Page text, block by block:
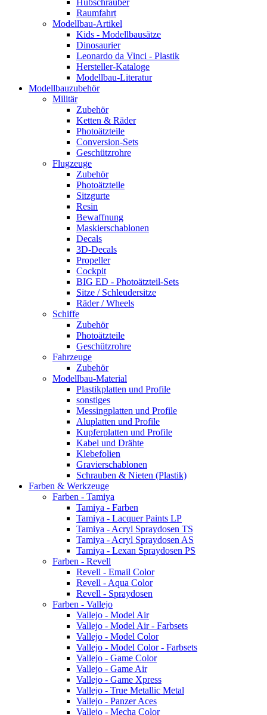
Hubschrauber
Raumfahrt
Modellbau-Artikel
Kids - Modellbausätze
Dinosaurier
Leonardo da Vinci - Plastik
Hersteller-Kataloge
Modellbau-Literatur
Modellbauzubehör
Militär
Zubehör
Ketten & Räder
Photoätzteile
Conversion-Sets
Geschützrohre
Flugzeuge
Zubehör
Photoätzteile
Sitzgurte
Resin
Bewaffnung
Maskierschablonen
Decals
3D-Decals
Propeller
Cockpit
BIG ED - Photoätzteil-Sets
Sitze / Schleudersitze
Räder / Wheels
Schiffe
Zubehör
Photoätzteile
Geschützrohre
Fahrzeuge
Zubehör
Modellbau-Material
Plastikplatten und Profile
sonstiges
Messingplatten und Profile
Aluplatten und Profile
Kupferplatten und Profile
Kabel und Drähte
Klebefolien
Gravierschablonen
Schrauben & Nieten (Plastik)
Farben & Werkzeuge
Farben - Tamiya
Tamiya - Farben
Tamiya - Lacquer Paints LP
Tamiya - Acryl Spraydosen TS
Tamiya - Acryl Spraydosen AS
Tamiya - Lexan Spraydosen PS
Farben - Revell
Revell - Email Color
Revell - Aqua Color
Revell - Spraydosen
Farben - Vallejo
Vallejo - Model Air
Vallejo - Model Air - Farbsets
Vallejo - Model Color
Vallejo - Model Color - Farbsets
Vallejo - Game Color
Vallejo - Game Air
Vallejo - Game Xpress
Vallejo - True Metallic Metal
Vallejo - Panzer Aces
Vallejo - Mecha Color